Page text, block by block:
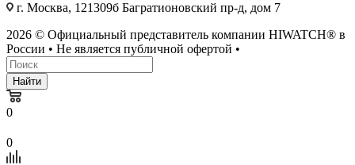
г. Москва, 121309б Багратионовский пр-д, дом 7
2026 © Официальный представитель компании HIWATCH® в
России • Не является публичной офертой •
Найти
0
0